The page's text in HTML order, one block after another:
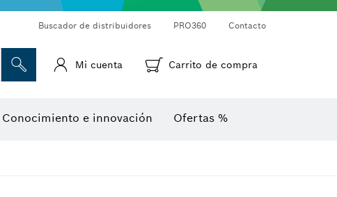
Buscador de distribuidores PRO360 Contacto
Mi cuenta Carrito de compra
Conocimiento e innovación Ofertas %